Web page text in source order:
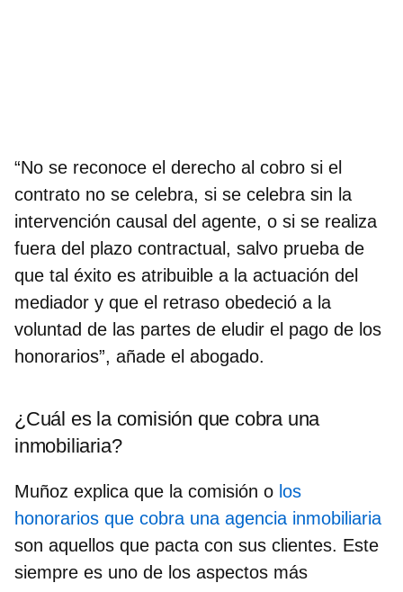
“No se reconoce el derecho al cobro si el
contrato no se celebra, si se celebra sin la
intervención causal del agente, o si se realiza
fuera del plazo contractual, salvo prueba de
que tal éxito es atribuible a la actuación del
mediador y que el retraso obedeció a la
voluntad de las partes de eludir el pago de los
honorarios”, añade el abogado.
¿Cuál es la comisión que cobra una
inmobiliaria?
Muñoz explica que la comisión o los
honorarios que cobra una agencia inmobiliaria
son aquellos que pacta con sus clientes. Este
siempre es uno de los aspectos más